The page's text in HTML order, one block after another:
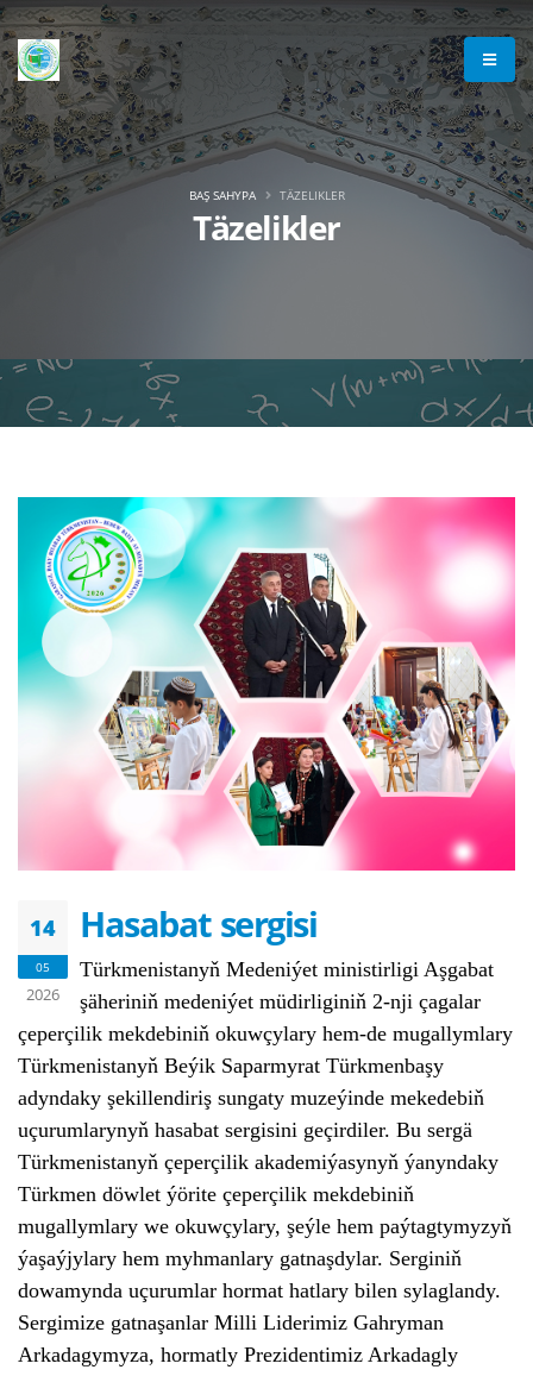
Täzelikler
BAŞ SAHYPA TÄZELIKLER
14
05
2026
Hasabat sergisi
Türkmenistanyň Medeniýet ministirligi Aşgabat
şäheriniň medeniýet müdirliginiň 2-nji çagalar
çeperçilik mekdebiniň okuwçylary hem-de mugallymlary
Türkmenistanyň Beýik Saparmyrat Türkmenbaşy
adyndaky şekillendiriş sungaty muzeýinde mekedebiň
uçurumlarynyň hasabat sergisini geçirdiler. Bu sergä
Türkmenistanyň çeperçilik akademiýasynyň ýanyndaky
Türkmen döwlet ýörite çeperçilik mekdebiniň
mugallymlary we okuwçylary, şeýle hem paýtagtymyzyň
ýaşaýjylary hem myhmanlary gatnaşdylar. Serginiň
dowamynda uçurumlar hormat hatlary bilen sylaglandy.
Sergimize gatnaşanlar Milli Liderimiz Gahryman
Arkadagymyza, hormatly Prezidentimiz Arkadagly